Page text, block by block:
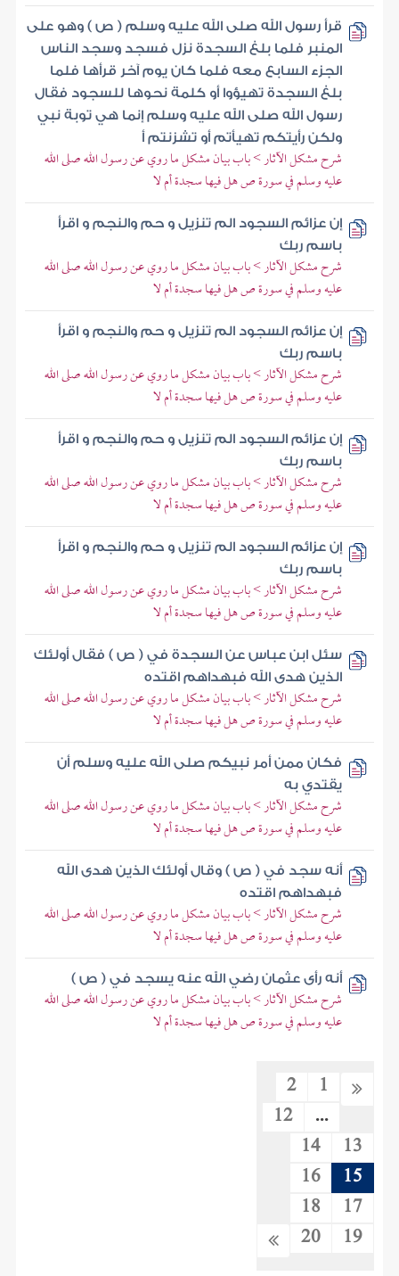
قرأ رسول الله صلى الله عليه وسلم ( ص ) وهو على
المنبر فلما بلغ السجدة نزل فسجد وسجد الناس
الجزء السابع معه فلما كان يوم آخر قرأها فلما
بلغ السجدة تهيؤوا أو كلمة نحوها للسجود فقال
رسول الله صلى الله عليه وسلم إنما هي توبة نبي
ولكن رأيتكم تهيأتم أو تشزنتم أ
شرح مشكل الآثار > باب بيان مشكل ما روي عن رسول الله صلى الله
عليه وسلم في سورة ص هل فيها سجدة أم لا
إن عزائم السجود الم تنزيل و حم والنجم و اقرأ
باسم ربك
شرح مشكل الآثار > باب بيان مشكل ما روي عن رسول الله صلى الله
عليه وسلم في سورة ص هل فيها سجدة أم لا
إن عزائم السجود الم تنزيل و حم والنجم و اقرأ
باسم ربك
شرح مشكل الآثار > باب بيان مشكل ما روي عن رسول الله صلى الله
عليه وسلم في سورة ص هل فيها سجدة أم لا
إن عزائم السجود الم تنزيل و حم والنجم و اقرأ
باسم ربك
شرح مشكل الآثار > باب بيان مشكل ما روي عن رسول الله صلى الله
عليه وسلم في سورة ص هل فيها سجدة أم لا
إن عزائم السجود الم تنزيل و حم والنجم و اقرأ
باسم ربك
شرح مشكل الآثار > باب بيان مشكل ما روي عن رسول الله صلى الله
عليه وسلم في سورة ص هل فيها سجدة أم لا
سئل ابن عباس عن السجدة في ( ص ) فقال أولئك
الذين هدى الله فبهداهم اقتده
شرح مشكل الآثار > باب بيان مشكل ما روي عن رسول الله صلى الله
عليه وسلم في سورة ص هل فيها سجدة أم لا
فكان ممن أمر نبيكم صلى الله عليه وسلم أن
يقتدي به
شرح مشكل الآثار > باب بيان مشكل ما روي عن رسول الله صلى الله
عليه وسلم في سورة ص هل فيها سجدة أم لا
أنه سجد في ( ص ) وقال أولئك الذين هدى الله
فبهداهم اقتده
شرح مشكل الآثار > باب بيان مشكل ما روي عن رسول الله صلى الله
عليه وسلم في سورة ص هل فيها سجدة أم لا
أنه رأى عثمان رضي الله عنه يسجد في ( ص )
شرح مشكل الآثار > باب بيان مشكل ما روي عن رسول الله صلى الله
عليه وسلم في سورة ص هل فيها سجدة أم لا
1
2
...
12
13
14
15
16
17
18
19
20